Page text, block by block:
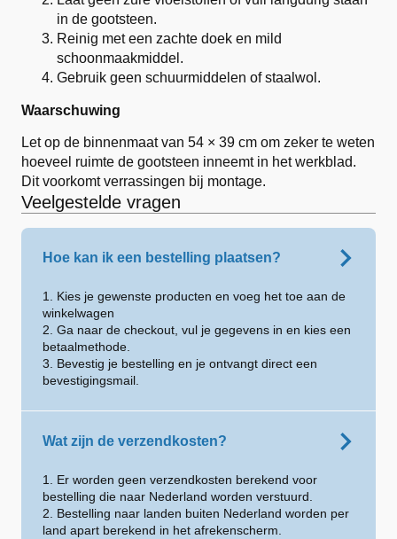
in de gootsteen.
Reinig met een zachte doek en mild
schoonmaakmiddel.
Gebruik geen schuurmiddelen of staalwol.
Waarschuwing
Let op de binnenmaat van 54 × 39 cm om zeker te weten
hoeveel ruimte de gootsteen inneemt in het werkblad.
Dit voorkomt verrassingen bij montage.
Veelgestelde vragen
Hoe kan ik een bestelling plaatsen?
1. Kies je gewenste producten en voeg het toe aan de
winkelwagen
2. Ga naar de checkout, vul je gegevens in en kies een
betaalmethode.
3. Bevestig je bestelling en je ontvangt direct een
bevestigingsmail.
Wat zijn de verzendkosten?
1. Er worden geen verzendkosten berekend voor
bestelling die naar Nederland worden verstuurd.
2. Bestelling naar landen buiten Nederland worden per
land apart berekend in het afrekenscherm.